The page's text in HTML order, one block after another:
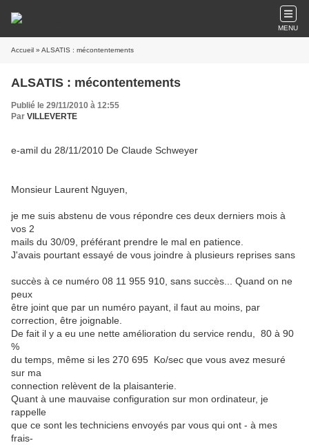
MENU
Accueil » ALSATIS : mécontentements
ALSATIS : mécontentements
Publié le 29/11/2010 à 12:55
Par VILLEVERTE
e-amil du 28/11/2010 De Claude Schweyer
Monsieur Laurent Nguyen,
je me suis abstenu de vous répondre ces deux derniers mois à
vos 2
mails du 30/09, préférant prendre le mal en patience.
J'avais pourtant essayé de vous joindre à plusieurs reprises sans
succès à ce numéro 08 11 955 910, sans succès... Quand on ne
peux
être joint que par un numéro payant, il faut au moins, par
correction, être joignable.
De fait il y a eu une nette amélioration du service rendu, 80 à 90
%
du temps, même si les 270 695 Ko/sec que vous avez mesuré
sur ma
connection relèvent de la plaisanterie.
Quant à une mauvaise configuration sur mon ordinateur, je
rappelle
que ce sont les techniciens envoyés par vous qui ont - à mes
frais-